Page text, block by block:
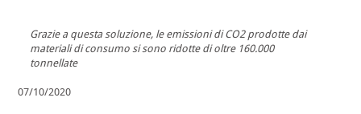
Grazie a questa soluzione, le emissioni di CO2 prodotte dai
materiali di consumo si sono ridotte di oltre 160.000
tonnellate
07/10/2020